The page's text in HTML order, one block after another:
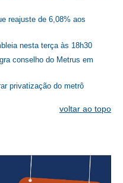
reajuste de 6,08% aos
nesta terça às 18h30
conselho do Metrus em
privatização do metrô
voltar ao topo